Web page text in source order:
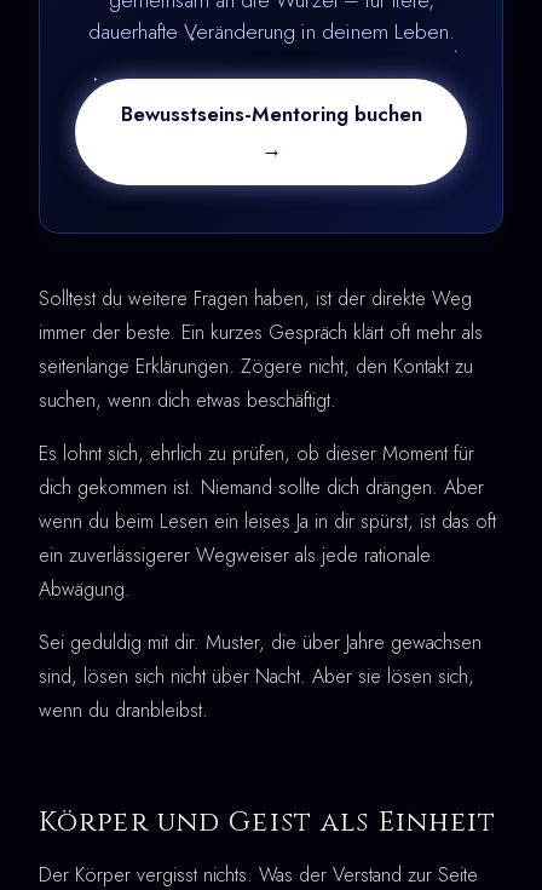
dauerhafte Veränderung in deinem Leben.
Bewusstseins-Mentoring buchen
→
Solltest du weitere Fragen haben, ist der direkte Weg
immer der beste. Ein kurzes Gespräch klärt oft mehr als
seitenlange Erklärungen. Zögere nicht, den Kontakt zu
suchen, wenn dich etwas beschäftigt.
Es lohnt sich, ehrlich zu prüfen, ob dieser Moment für
dich gekommen ist. Niemand sollte dich drängen. Aber
wenn du beim Lesen ein leises Ja in dir spürst, ist das oft
ein zuverlässigerer Wegweiser als jede rationale
Abwägung.
Sei geduldig mit dir. Muster, die über Jahre gewachsen
sind, lösen sich nicht über Nacht. Aber sie lösen sich,
wenn du dranbleibst.
Körper und Geist als Einheit
Der Körper vergisst nichts. Was der Verstand zur Seite